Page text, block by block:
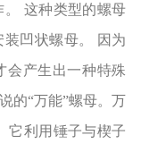
这种类型的螺母
凹状螺母。 因为
会产生出一种特殊
的“万能”螺母。万
它利用锤子与楔子